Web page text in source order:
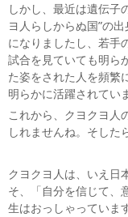
しかし、最近は遺伝子
ヨ人らしからぬ国”の
になりましたし、若手
試合を見ていても明ら
た姿をされた人を頻繁
明らかに活躍されてい
これから、クヨクヨ人
しれませんね。そした
クヨクヨ人は、いえ日
そ、「自分を信じて、
生はおっしゃっています